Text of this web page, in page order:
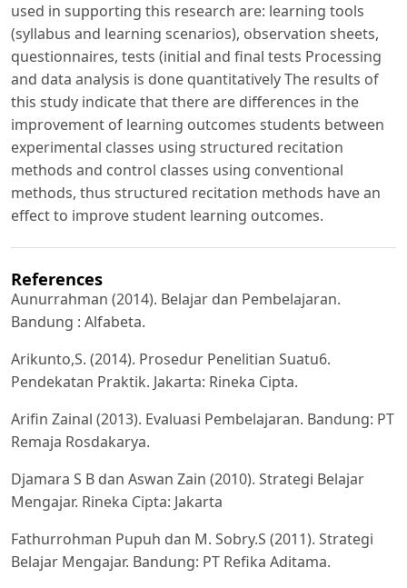
used in supporting this research are: learning tools
(syllabus and learning scenarios), observation sheets,
questionnaires, tests (initial and final tests Processing
and data analysis is done quantitatively The results of
this study indicate that there are differences in the
improvement of learning outcomes students between
experimental classes using structured recitation
methods and control classes using conventional
methods, thus structured recitation methods have an
effect to improve student learning outcomes.
References
Aunurrahman (2014). Belajar dan Pembelajaran.
Bandung : Alfabeta.
Arikunto,S. (2014). Prosedur Penelitian Suatu6.
Pendekatan Praktik. Jakarta: Rineka Cipta.
Arifin Zainal (2013). Evaluasi Pembelajaran. Bandung: PT
Remaja Rosdakarya.
Djamara S B dan Aswan Zain (2010). Strategi Belajar
Mengajar. Rineka Cipta: Jakarta
Fathurrohman Pupuh dan M. Sobry.S (2011). Strategi
Belajar Mengajar. Bandung: PT Refika Aditama.